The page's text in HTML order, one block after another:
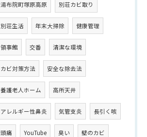
湯布院町塚原高原 別荘カビ取り
別荘生活 年末大掃除 健康管理
領事館 交番 清潔な環境
カビ対策方法 安全な除去法
養護老人ホーム 高所天井
アレルギー性鼻炎 気管支炎 長引く咳
頭痛 YouTube 臭い 壁のカビ